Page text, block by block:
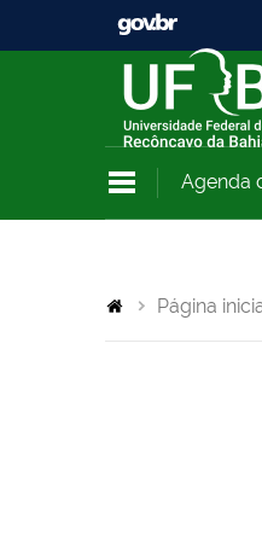
Agenda
Página